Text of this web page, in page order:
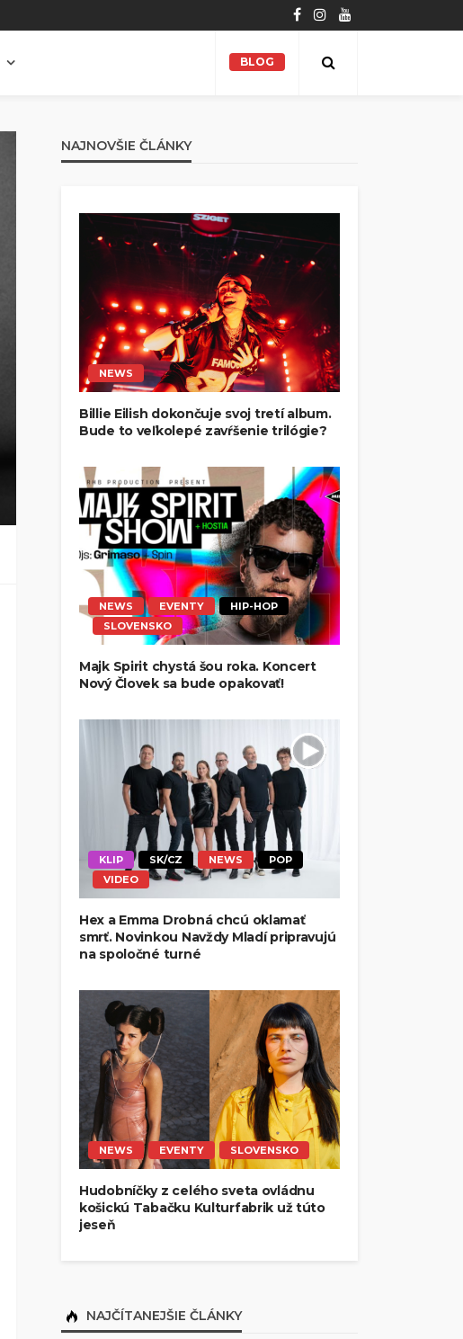
BLOG
NAJNOVŠIE ČLÁNKY
NEWS
Billie Eilish dokončuje svoj tretí album.
Bude to veľkolepé zavŕšenie trilógie?
NEWS EVENTY
HIP-HOP
SLOVENSKO
Majk Spirit chystá šou roka. Koncert
Nový Človek sa bude opakovať!
KLIP SK/CZ NEWS
POP
VIDEO
Hex a Emma Drobná chcú oklamať
smrť. Novinkou Navždy Mladí pripravujú
na spoločné turné
NEWS EVENTY SLOVENSKO
Hudobníčky z celého sveta ovládnu
košickú Tabačku Kulturfabrik už túto
jeseň
NAJČÍTANEJŠIE ČLÁNKY